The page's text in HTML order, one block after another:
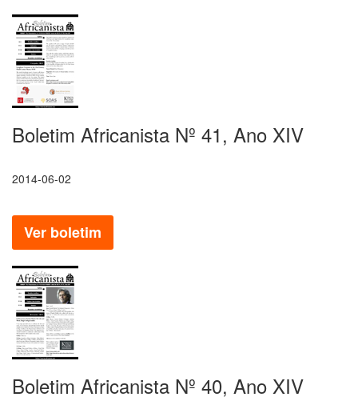
Boletim Africanista Nº 41, Ano XIV
2014-06-02
Ver boletim
Boletim Africanista Nº 40, Ano XIV